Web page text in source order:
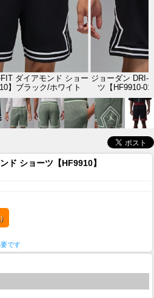
ダイアモンド ショー
】ブラック/ホワイト
ジョーダン DRI-
ツ【HF9910-
ド ショーツ【HF9910】
です